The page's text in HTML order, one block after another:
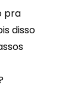
pra
disso